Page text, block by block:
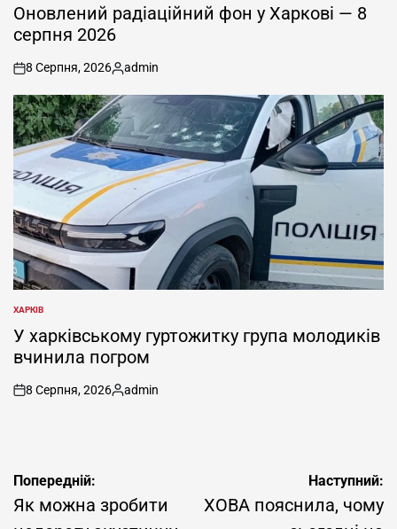
У
Оновлений радіаційний фон у Харкові — 8
серпня 2026
on
8 Серпня, 2026
Опубліковано
admin
ОПУБЛІКУВАТИ
У
ХАРКІВ
У харківському гуртожитку група молодиків
вчинила погром
on
8 Серпня, 2026
Опубліковано
admin
Навігація
записів
Попередній:
Як можна зробити
Наступний:
ХОВА пояснила, чому